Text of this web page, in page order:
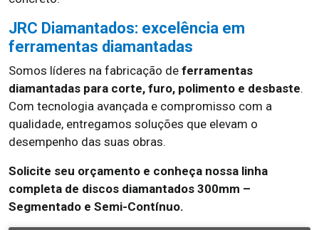
JRC Diamantados: excelência em
ferramentas diamantadas
Somos líderes na fabricação de ferramentas
diamantadas para corte, furo, polimento e desbaste.
Com tecnologia avançada e compromisso com a
qualidade, entregamos soluções que elevam o
desempenho das suas obras.
Solicite seu orçamento e conheça nossa linha
completa de discos diamantados 300mm –
Segmentado e Semi-Contínuo.